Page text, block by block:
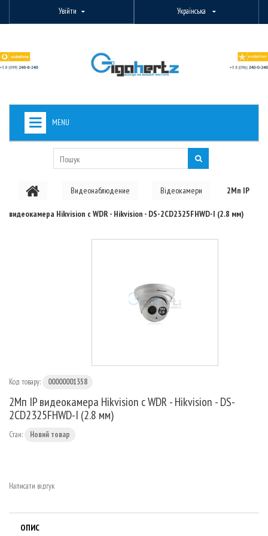
Увійти Українська
MENU
PON ОБЛАДНАННЯ
Видеонаблюдение Відеокамери 2Мп IP
видеокамера Hikvision с WDR - Hikvision - DS-2CD2325FHWD-I (2.8 мм)
Код товару: 00000001358
2Мп IP видеокамера Hikvision с WDR - Hikvision - DS-
2CD2325FHWD-I (2.8 мм)
Стан: Новий товар
Написати відгук
ОПИС